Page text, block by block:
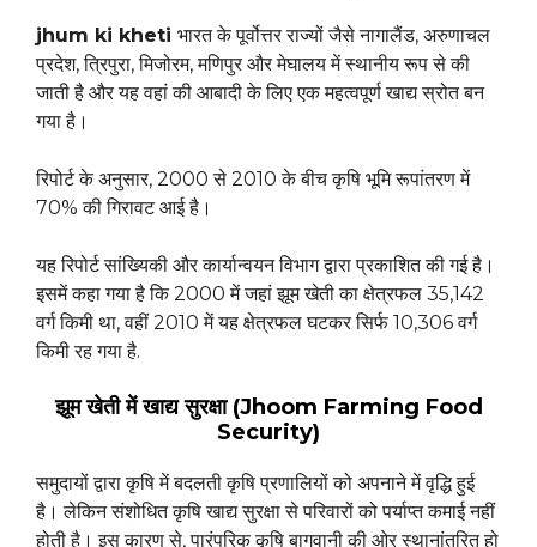
jhum ki kheti भारत के पूर्वोत्तर राज्यों जैसे नागालैंड, अरुणाचल
प्रदेश, त्रिपुरा, मिजोरम, मणिपुर और मेघालय में स्थानीय रूप से की
जाती है और यह वहां की आबादी के लिए एक महत्वपूर्ण खाद्य स्रोत बन
गया है।
रिपोर्ट के अनुसार, 2000 से 2010 के बीच कृषि भूमि रूपांतरण में
70% की गिरावट आई है।
यह रिपोर्ट सांख्यिकी और कार्यान्वयन विभाग द्वारा प्रकाशित की गई है।
इसमें कहा गया है कि 2000 में जहां झूम खेती का क्षेत्रफल 35,142
वर्ग किमी था, वहीं 2010 में यह क्षेत्रफल घटकर सिर्फ 10,306 वर्ग
किमी रह गया है.
झूम खेती में खाद्य सुरक्षा (Jhoom Farming Food
Security)
समुदायों द्वारा कृषि में बदलती कृषि प्रणालियों को अपनाने में वृद्धि हुई
है। लेकिन संशोधित कृषि खाद्य सुरक्षा से परिवारों को पर्याप्त कमाई नहीं
होती है। इस कारण से, पारंपरिक कृषि बागवानी की ओर स्थानांतरित हो